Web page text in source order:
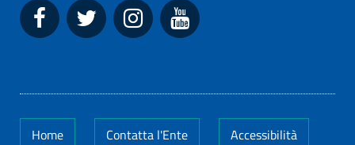
Home Contatta l'Ente Accessibilità